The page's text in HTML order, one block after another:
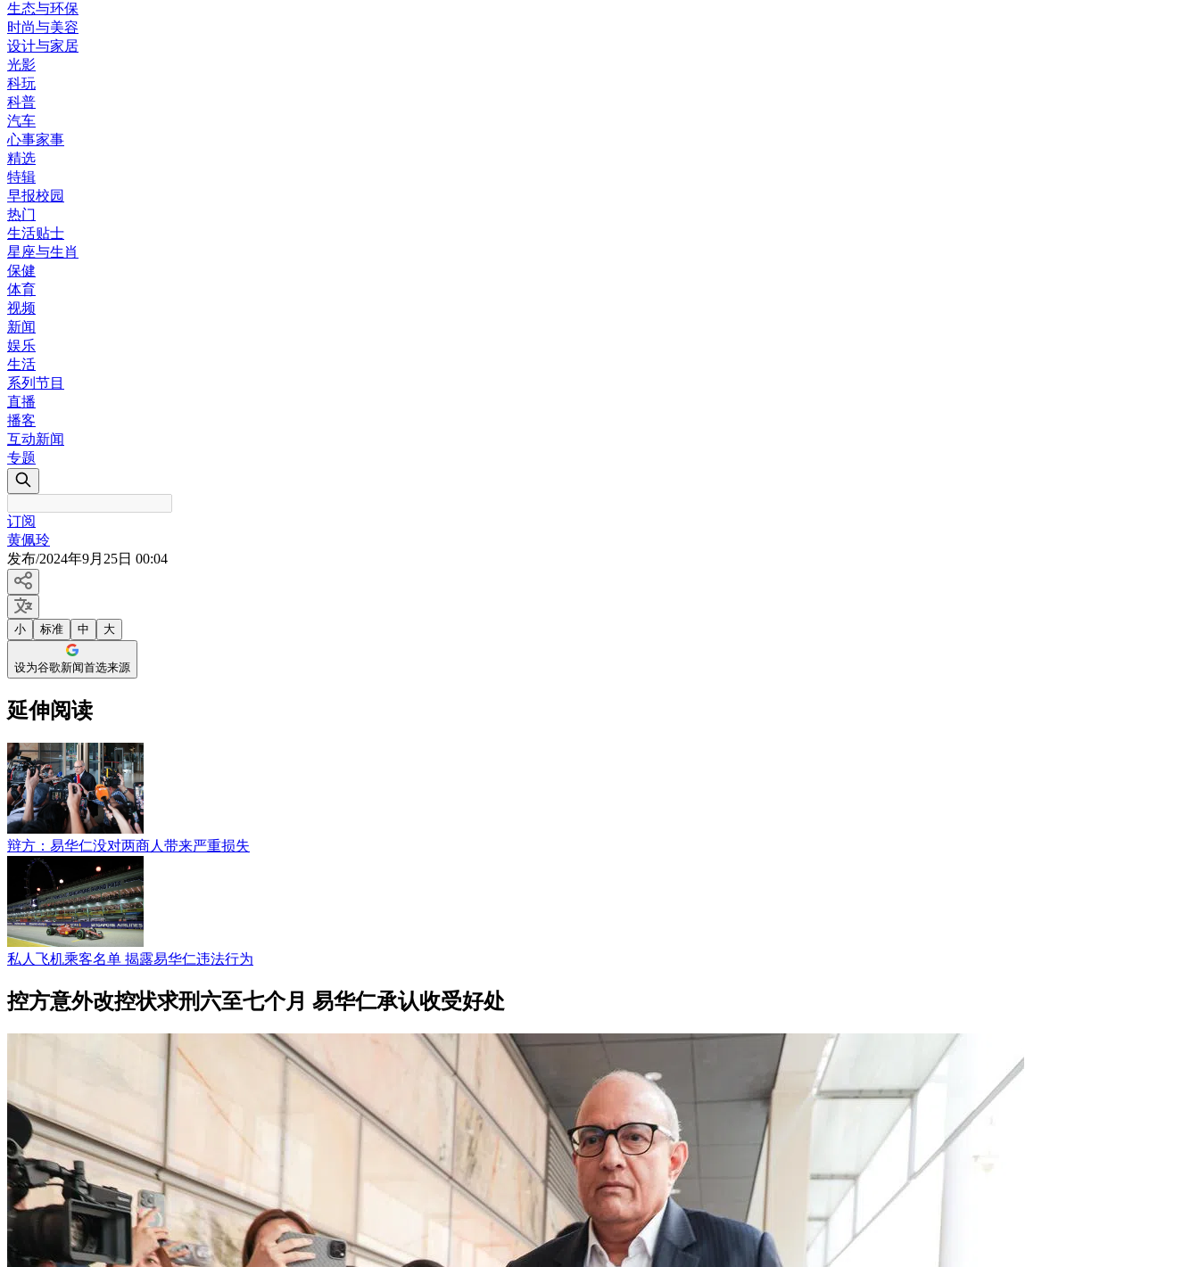
生态与环保
时尚与美容
设计与家居
光影
科玩
科普
汽车
心事家事
精选
特辑
早报校园
热门
生活贴士
星座与生肖
保健
体育
视频
新闻
娱乐
生活
系列节目
直播
播客
互动新闻
专题
订阅
黄佩玲
发布/2024年9月25日 00:04
小 标准 中 大
设为谷歌新闻首选来源
延伸阅读
辩方：易华仁没对两商人带来严重损失
私人飞机乘客名单 揭露易华仁违法行为
控方意外改控状求刑六至七个月 易华仁承认收受好处